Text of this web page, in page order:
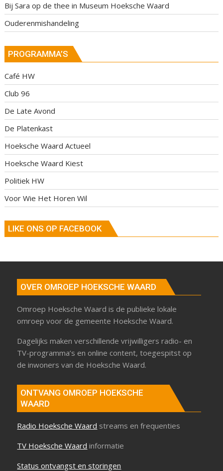
Bij Sara op de thee in Museum Hoeksche Waard
Ouderenmishandeling
PROGRAMMA’S
Café HW
Club 96
De Late Avond
De Platenkast
Hoeksche Waard Actueel
Hoeksche Waard Kiest
Politiek HW
Voor Wie Het Horen Wil
LIKE ONS OP FACEBOOK
OVER OMROEP HOEKSCHE WAARD
Omroep Hoeksche Waard is de publieke lokale
omroep voor de gemeente Hoeksche Waard.
Dagelijks maken verschillende vrijwilligers radio- en
TV-programma’s en online content, toegespitst op
de inwoners van de Hoeksche Waard.
ONTVANG OMROEP HOEKSCHE
WAARD
Radio Hoeksche Waard streams en frequenties
TV Hoeksche Waard informatie
Status ontvangst en storingen